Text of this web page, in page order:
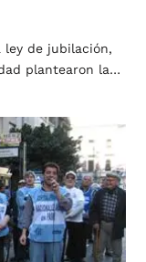
ley de jubilación,
plantearon la…